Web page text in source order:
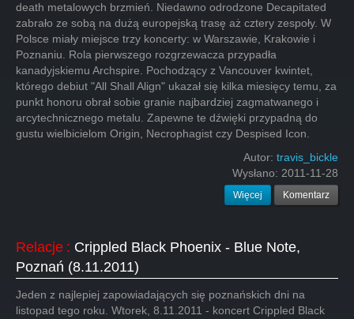
death metalowych brzmień. Niedawno odrodzone Decapitated
zabrało ze sobą na dużą europejską trasę aż cztery zespoły. W
Polsce miały miejsce trzy koncerty: w Warszawie, Krakowie i
Poznaniu. Rola pierwszego rozgrzewacza przypadła
kanadyjskiemu Archspire. Pochodzący z Vancouver kwintet,
którego debiut "All Shall Align" ukazał się kilka miesięcy temu, za
punkt honoru obrał sobie granie najbardziej zagmatwanego i
arcytechnicznego metalu. Zapewne te dźwięki przypadną do
gustu wielbicielom Origin, Necrophagist czy Despised Icon.
Autor: travis_bickle
Wysłano: 2011-11-28
Więcej Komentarz
Relacje : Crippled Black Phoenix - Blue Note,
Poznań (8.11.2011)
Jeden z najlepiej zapowiadających się poznańskich dni na
listopad tego roku. Wtorek, 8.11.2011 - koncert Crippled Black